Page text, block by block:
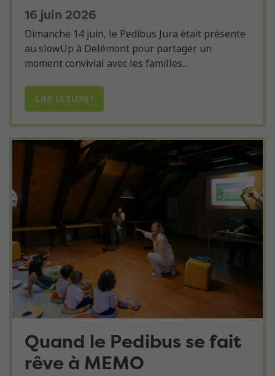
16 juin 2026
Dimanche 14 juin, le Pedibus Jura était présente
au slowUp à Delémont pour partager un
moment convivial avec les familles...
Lire la suite !
Quand le Pedibus se fait
rêve à MEMO